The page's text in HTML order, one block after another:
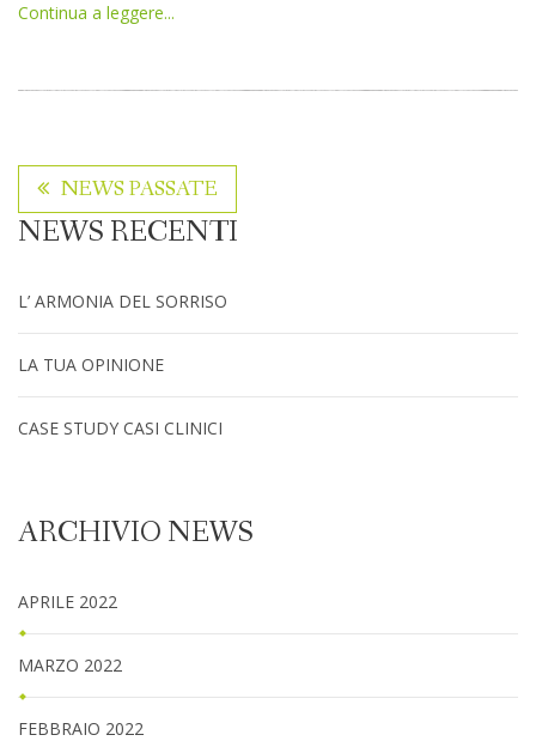
Continua a leggere...
NEWS PASSATE
NEWS RECENTI
L’ ARMONIA DEL SORRISO
LA TUA OPINIONE
CASE STUDY CASI CLINICI
ARCHIVIO NEWS
APRILE 2022
MARZO 2022
FEBBRAIO 2022